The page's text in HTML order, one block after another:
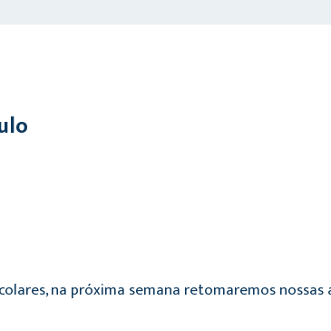
na próxima semana retomaremos nossas